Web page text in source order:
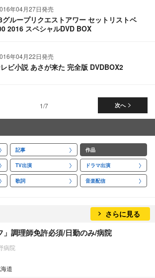
年04月27日発売
ループリクエストアワー セットリストベ
2016 スペシャルDVD BOX
年04月22日発売
ビ小説 あさが来た 完全版 DVDBOX2
次へ
1/7
記事 作品
TV出演 ドラマ出演
歌詞 音楽配信
さらに見る
」調理師免許必須/日勤のみ/病院
病院
道